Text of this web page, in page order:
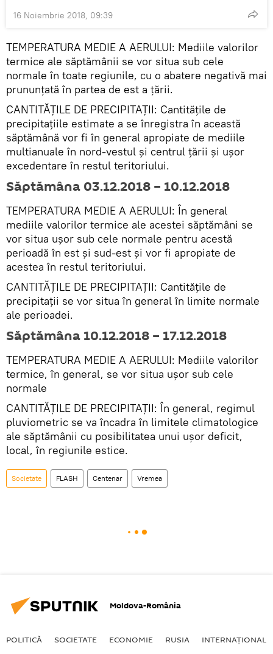
16 Noiembrie 2018, 09:39
TEMPERATURA MEDIE A AERULUI: Mediile valorilor
termice ale săptămânii se vor situa sub cele
normale în toate regiunile, cu o abatere negativă mai
prununțată în partea de est a țării.
CANTITĂȚILE DE PRECIPITAȚII: Cantitățile de
precipitațiile estimate a se înregistra în această
săptămână vor fi în general apropiate de mediile
multianuale în nord-vestul și centrul țării și ușor
excedentare în restul teritoriului.
Săptămâna 03.12.2018 – 10.12.2018
TEMPERATURA MEDIE A AERULUI: În general
mediile valorilor termice ale acestei săptămâni se
vor situa ușor sub cele normale pentru acestă
perioadă în est și sud-est și vor fi apropiate de
acestea în restul teritoriului.
CANTITĂȚILE DE PRECIPITAȚII: Cantitățile de
precipitații se vor situa în general în limite normale
ale perioadei.
Săptămâna 10.12.2018 – 17.12.2018
TEMPERATURA MEDIE A AERULUI: Mediile valorilor
termice, în general, se vor situa ușor sub cele
normale
CANTITĂȚILE DE PRECIPITAȚII: În general, regimul
pluviometric se va încadra în limitele climatologice
ale săptămânii cu posibilitatea unui ușor deficit,
local, în regiunile estice.
Societate FLASH Centenar Vremea
Moldova-România
POLITICĂ SOCIETATE ECONOMIE RUSIA INTERNAŢIONAL